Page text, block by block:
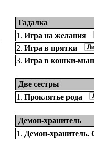
Гадалка
1. Игра на желания
2. Игра в прятки
3. Игра в кошки-
Две сестры
1. Проклятье рода
Демон-хранитель
1. Демон-хранитель.